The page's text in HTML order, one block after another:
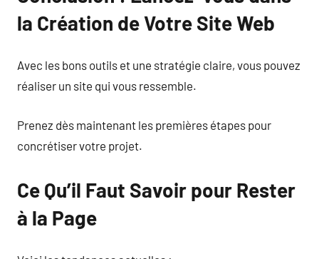
la Création de Votre Site Web
Avec les bons outils et une stratégie claire, vous pouvez
réaliser un site qui vous ressemble.
Prenez dès maintenant les premières étapes pour
concrétiser votre projet.
Ce Qu’il Faut Savoir pour Rester
à la Page